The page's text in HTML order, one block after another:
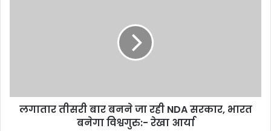
लगातार तीसरी बार बनने जा रही NDA सरकार, भारत
बनेगा विश्वगुरु:- रेखा आर्या